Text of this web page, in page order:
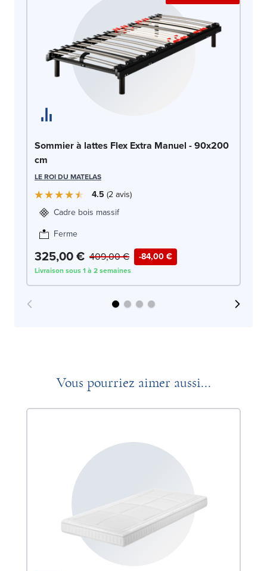
Sommier à lattes Flex Extra Manuel - 90x200
cm
LE ROI DU MATELAS
4.5 2avis
Cadre bois massif
Ferme
325,00 € -84,00 €
409,00 €
Livraison sous 1 à 2 semaines
Vous pourriez aimer aussi...